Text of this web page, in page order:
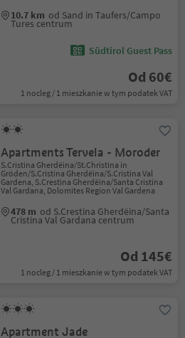
10.7 km od Sand in Taufers/Campo
Tures centrum
Südtirol Guest Pass
Od 60€
1 nocleg / 1 mieszkanie w tym podatek VAT
Apartments Tervela - Moroder
S.Cristina Gherdëina/St.Christina in
Gröden/S.Cristina Gherdëina/S.Cristina Val
Gardena, S.Crestina Gherdëina/Santa Cristina
Val Gardana, Dolomites Region Val Gardena
478 m od S.Crestina Gherdëina/Santa
Cristina Val Gardana centrum
Od 145€
1 nocleg / 1 mieszkanie w tym podatek VAT
Apartment Jade